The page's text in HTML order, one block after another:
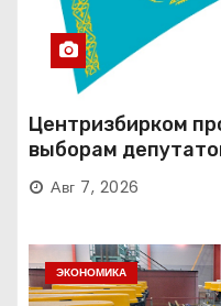
Центризбирком
выборам
Авг 7, 2026
ЭКОНОМИКА